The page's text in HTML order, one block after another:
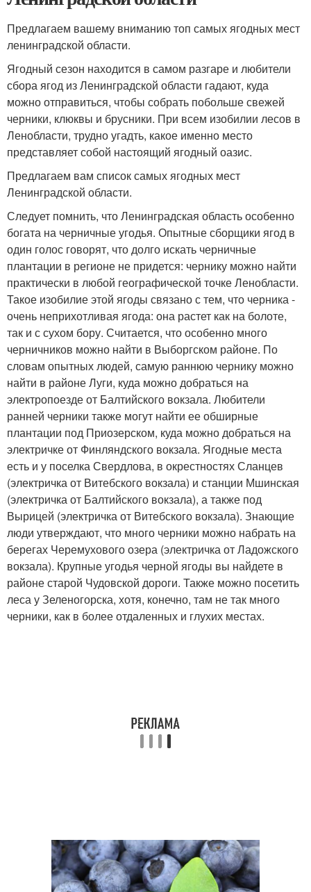
Предлагаем вашему вниманию топ самых ягодных мест
ленинградской области.
Ягодный сезон находится в самом разгаре и любители
сбора ягод из Ленинградской области гадают, куда
можно отправиться, чтобы собрать побольше свежей
черники, клюквы и брусники. При всем изобилии лесов в
Ленобласти, трудно угадть, какое именно место
представляет собой настоящий ягодный оазис.
Предлагаем вам список самых ягодных мест
Ленинградской области.
Следует помнить, что Ленинградская область особенно
богата на черничные угодья. Опытные сборщики ягод в
один голос говорят, что долго искать черничные
плантации в регионе не придется: чернику можно найти
практически в любой географической точке Ленобласти.
Такое изобилие этой ягоды связано с тем, что черника -
очень неприхотливая ягода: она растет как на болоте,
так и с сухом бору. Считается, что особенно много
черничников можно найти в Выборгском районе. По
словам опытных людей, самую раннюю чернику можно
найти в районе Луги, куда можно добраться на
электропоезде от Балтийского вокзала. Любители
ранней черники также могут найти ее обширные
плантации под Приозерском, куда можно добраться на
электричке от Финляндского вокзала. Ягодные места
есть и у поселка Свердлова, в окрестностях Сланцев
(электричка от Витебского вокзала) и станции Мшинская
(электричка от Балтийского вокзала), а также под
Вырицей (электричка от Витебского вокзала). Знающие
люди утверждают, что много черники можно набрать на
берегах Черемухового озера (электричка от Ладожского
вокзала). Крупные угодья черной ягоды вы найдете в
районе старой Чудовской дороги. Также можно посетить
леса у Зеленогорска, хотя, конечно, там не так много
черники, как в более отдаленных и глухих местах.